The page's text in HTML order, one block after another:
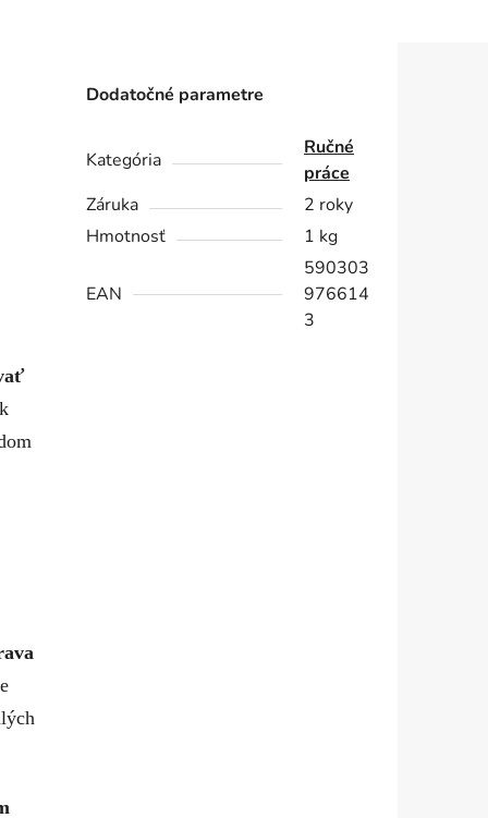
Dodatočné parametre
Kategória
Ručné
práce
Záruka
2 roky
Hmotnosť
1 kg
EAN
590303
976614
3